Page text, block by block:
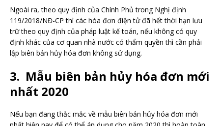
Ngoài ra, theo quy định của Chính Phủ trong Nghị định
119/2018/NĐ-CP thì các hóa đơn điện tử đã hết thời hạn lưu
trữ theo quy định của pháp luật kế toán, nếu không có quy
định khác của cơ quan nhà nước có thẩm quyền thì cần phải
lập biên bản hủy hóa đơn không sử dụng.
3. Mẫu biên bản hủy hóa đơn mới
nhất 2020
Nếu bạn đang thắc mắc về mẫu biên bản hủy hóa đơn mới